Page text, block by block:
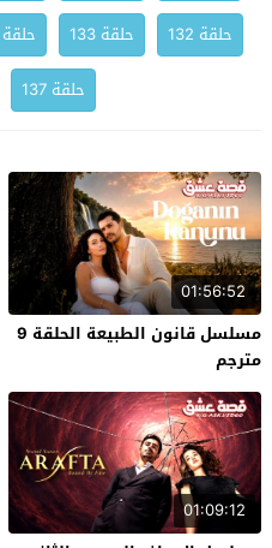
حلقة 132
حلقة 133 حلقة 134
حلقة 137
01:56:52
مسلسل قانون الطبيعة الحلقة 9
مترجم
01:09:12